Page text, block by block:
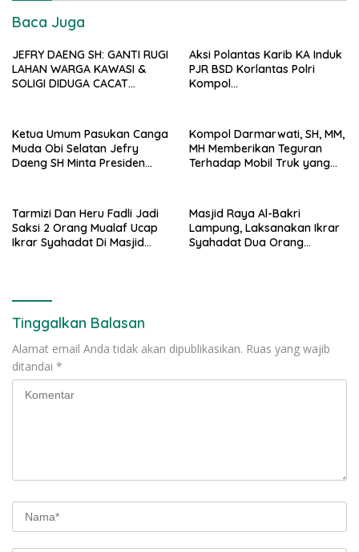
Baca Juga
JEFRY DAENG SH: GANTI RUGI
LAHAN WARGA KAWASI &
SOLIGI DIDUGA CACAT
PENGADAAN TANAH PSN
Aksi Polantas Karib KA Induk
PJR BSD Korlantas Polri
Kompol
Membagikan Bendera Merah
Putih Berserta Tiangnya
Ketua Umum Pasukan Canga
Muda Obi Selatan Jefry
Daeng SH Minta Presiden
Berdampak, Cabut Saja”
Kompol Darmarwati, SH, MM,
MH Memberikan Teguran
Terhadap Mobil Truk yang
Tarmizi Dan Heru Fadli Jadi
Saksi 2 Orang Mualaf Ucap
Ikrar Syahadat Di Masjid
Masjid Raya Al-Bakri
Lampung, Laksanakan Ikrar
Syahadat Dua Orang
Tinggalkan Balasan
Alamat email Anda tidak akan dipublikasikan. Ruas yang wajib
ditandai *